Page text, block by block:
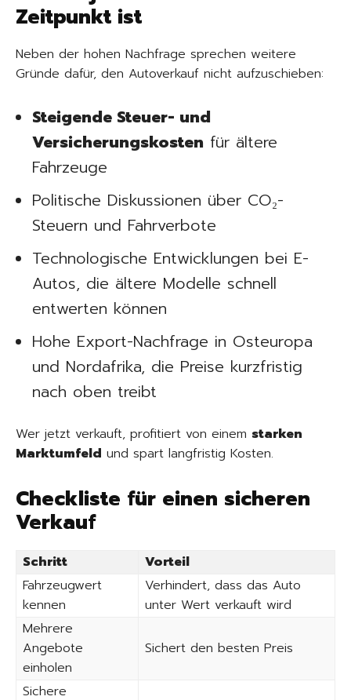
Zeitpunkt ist
Neben der hohen Nachfrage sprechen weitere
Gründe dafür, den Autoverkauf nicht aufzuschieben:
Steigende Steuer- und
Versicherungskosten für ältere
Fahrzeuge
Politische Diskussionen über CO₂-
Steuern und Fahrverbote
Technologische Entwicklungen bei E-
Autos, die ältere Modelle schnell
entwerten können
Hohe Export-Nachfrage in Osteuropa
und Nordafrika, die Preise kurzfristig
nach oben treibt
Wer jetzt verkauft, profitiert von einem starken
Marktumfeld und spart langfristig Kosten.
Checkliste für einen sicheren
Verkauf
Schritt
Vorteil
Fahrzeugwert
kennen
Verhindert, dass das Auto
unter Wert verkauft wird
Mehrere
Angebote
einholen
Sichert den besten Preis
Sichere